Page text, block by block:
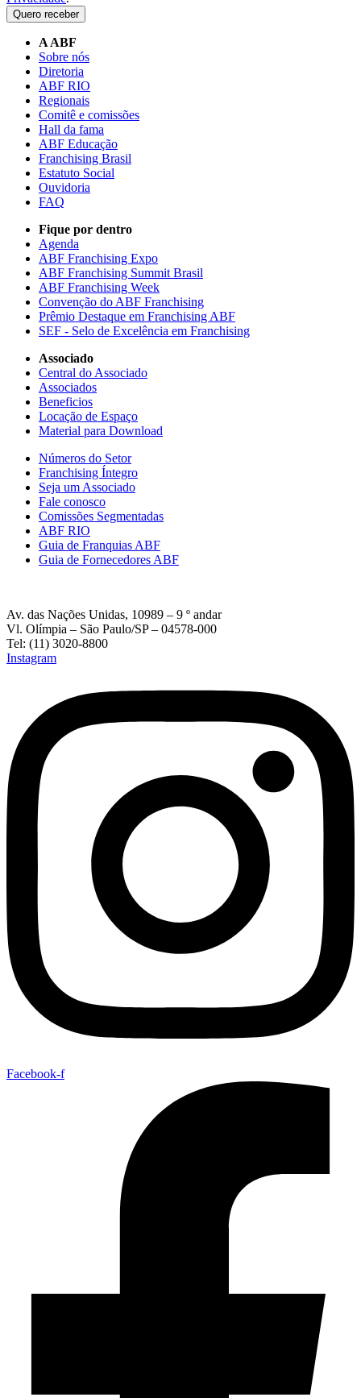
Quero receber
A ABF
Sobre nós
Diretoria
ABF RIO
Regionais
Comitê e comissões
Hall da fama
ABF Educação
Franchising Brasil
Estatuto Social
Ouvidoria
FAQ
Fique por dentro
Agenda
ABF Franchising Expo
ABF Franchising Summit Brasil
ABF Franchising Week
Convenção do ABF Franchising
Prêmio Destaque em Franchising ABF
SEF - Selo de Excelência em Franchising
Associado
Central do Associado
Associados
Beneficios
Locação de Espaço
Material para Download
Números do Setor
Franchising Íntegro
Seja um Associado
Fale conosco
Comissões Segmentadas
ABF RIO
Guia de Franquias ABF
Guia de Fornecedores ABF
Av. das Nações Unidas, 10989 – 9 º andar
Vl. Olímpia – São Paulo/SP – 04578-000
Tel: (11) 3020-8800
Instagram
Facebook-f